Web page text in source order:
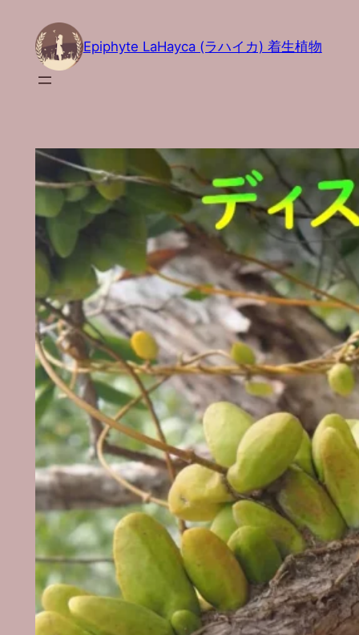
Epiphyte LaHayca (ラハイカ) 着生植物